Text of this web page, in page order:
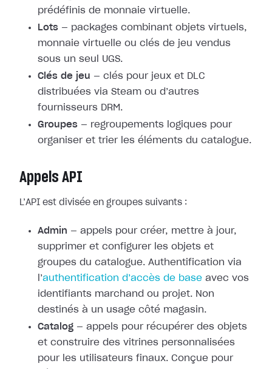
prédéfinis de monnaie virtuelle.
Lots — packages combinant objets virtuels,
monnaie virtuelle ou clés de jeu vendus
sous un seul UGS.
Clés de jeu — clés pour jeux et DLC
distribuées via Steam ou d’autres
fournisseurs DRM.
Groupes — regroupements logiques pour
organiser et trier les éléments du catalogue.
Appels API
L’API est divisée en groupes suivants :
Admin — appels pour créer, mettre à jour,
supprimer et configurer les objets et
groupes du catalogue. Authentification via
l’authentification d’accès de base avec vos
identifiants marchand ou projet. Non
destinés à un usage côté magasin.
Catalog — appels pour récupérer des objets
et construire des vitrines personnalisées
pour les utilisateurs finaux. Conçue pour